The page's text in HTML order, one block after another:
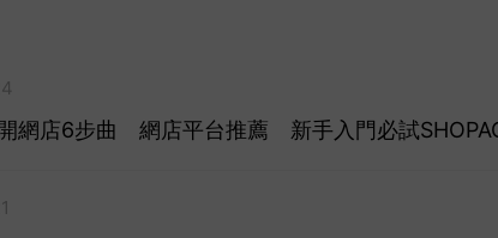
網店6步曲 網店平台推薦 新手入門必試